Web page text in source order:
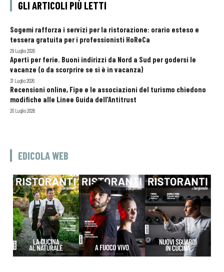
GLI ARTICOLI PIÙ LETTI
Sogemi rafforza i servizi per la ristorazione: orario esteso e
tessera gratuita per i professionisti HoReCa
29 Luglio 2026
Aperti per ferie. Buoni indirizzi da Nord a Sud per godersi le
vacanze (o da scorprire se si è in vacanza)
31 Luglio 2026
Recensioni online, Fipe e le associazioni del turismo chiedono
modifiche alle Linee Guida dell’Antitrust
20 Luglio 2026
EDICOLA WEB